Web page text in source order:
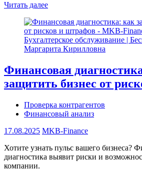
Читать далее
Финансовая
защитить бизнес от
Проверка контрагентов
Финансовый анализ
17.08.2025 MKB-Finance
Хотите узнать пульс вашего бизнеса?
диагностика выявит риски и
компании.